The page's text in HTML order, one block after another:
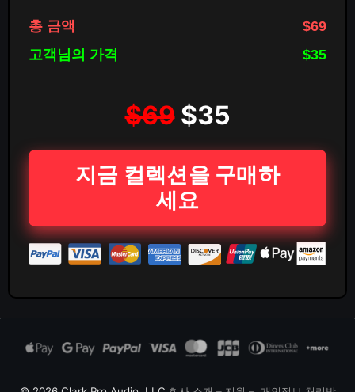
총 금액
$69
고객님의 가격
$35
$69$35
지금 컬렉션을 구매하
세요